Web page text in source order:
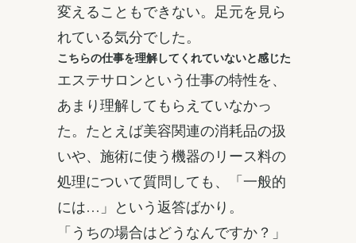
変えることもできない。足元を見ら
れている気分でした。
こちらの仕事を理解してくれていないと感じた
エステサロンという仕事の特性を、
あまり理解してもらえていなかっ
た。たとえば美容関連の消耗品の扱
いや、施術に使う機器のリース料の
処理について質問しても、「一般的
には…」という返答ばかり。
「うちの場合はどうなんですか？」